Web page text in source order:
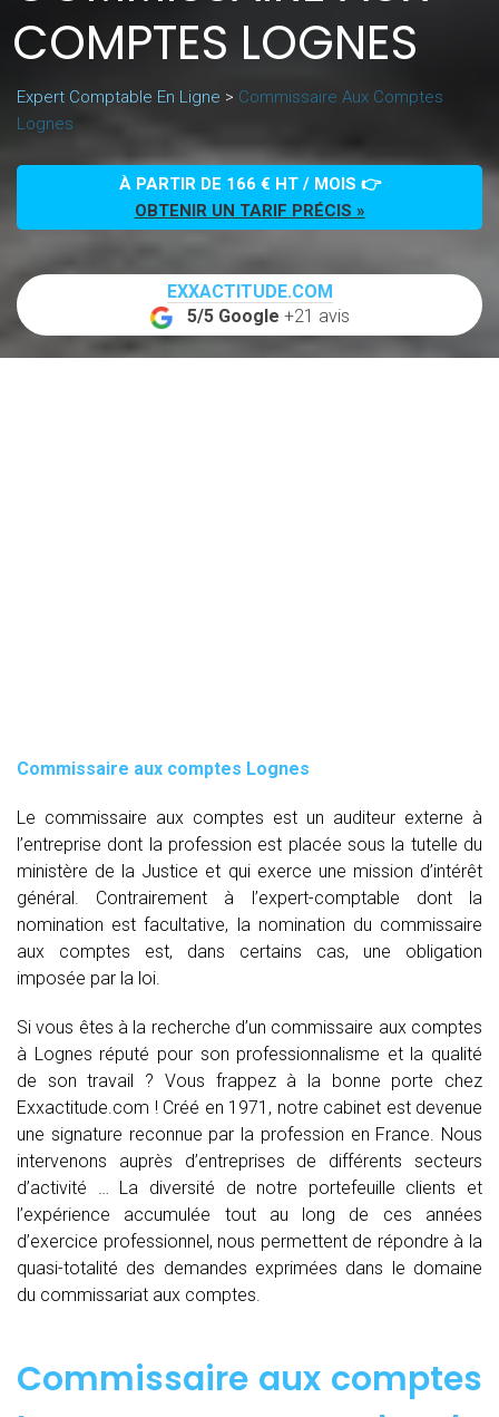
COMPTES LOGNES
Expert Comptable En Ligne > Commissaire Aux Comptes
Lognes
À PARTIR DE 166 € HT / MOIS 👉
OBTENIR UN TARIF PRÉCIS »
EXXACTITUDE.COM
5/5 Google +21 avis
Commissaire aux comptes Lognes
Le commissaire aux comptes est un auditeur externe à
l’entreprise dont la profession est placée sous la tutelle du
ministère de la Justice et qui exerce une mission d’intérêt
général. Contrairement à l’expert-comptable dont la
nomination est facultative, la nomination du commissaire
aux comptes est, dans certains cas, une obligation
imposée par la loi.
Si vous êtes à la recherche d’un commissaire aux comptes
à Lognes réputé pour son professionnalisme et la qualité
de son travail ? Vous frappez à la bonne porte chez
Exxactitude.com ! Créé en 1971, notre cabinet est devenue
une signature reconnue par la profession en France. Nous
intervenons auprès d’entreprises de différents secteurs
d’activité … La diversité de notre portefeuille clients et
l’expérience accumulée tout au long de ces années
d’exercice professionnel, nous permettent de répondre à la
quasi-totalité des demandes exprimées dans le domaine
du commissariat aux comptes.
Commissaire aux comptes